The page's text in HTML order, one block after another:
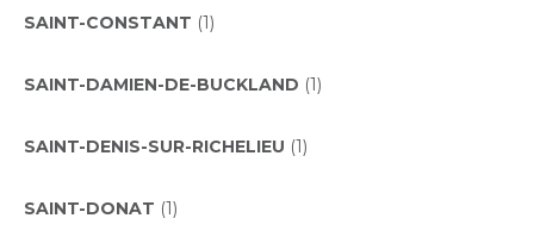
SAINT-CONSTANT (1)
SAINT-DAMIEN-DE-BUCKLAND (1)
SAINT-DENIS-SUR-RICHELIEU (1)
SAINT-DONAT (1)